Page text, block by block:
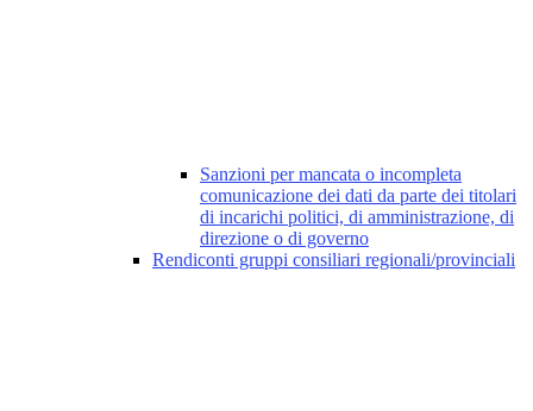
Sanzioni per mancata o incompleta
comunicazione dei dati da parte dei titolari
di incarichi politici, di amministrazione, di
direzione o di governo
Rendiconti gruppi consiliari regionali/provinciali